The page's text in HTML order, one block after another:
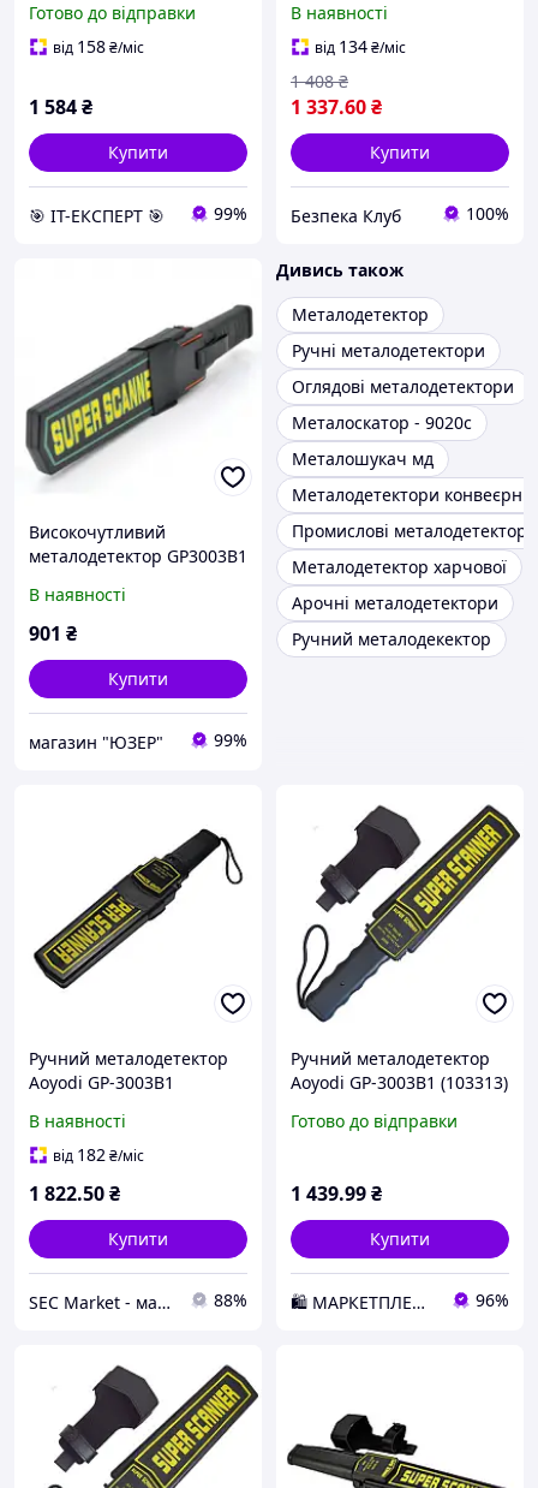
Готово до відправки
від 158₴/міс
1 584₴
Купити
🎯 ІТ-ЕКСПЕРТ 🎯 99%
В наявності
від 134₴/міс
1 337.60₴
1 408 ₴
Купити
Безпека Клуб 100%
Високочутливий
металодетектор GP3003B1
В наявності
901 ₴
Купити
магазин "ЮЗЕР" 99%
Дивись також
Металодетектор
Ручні металодетектори
Оглядові металодетектори
Металоскатор - 9020c
Металошукач мд
Металодетектори конвеєрні
Промислові металодетектори
Металодетектор харчової
Арочні металодетектори
Ручний металодекектор
Ручний металодетектор
Aoyodi GP-3003B1
В наявності
від 182₴/міс
1 822.50₴
Купити
SEC Market - магазин систем безпеки №1 88%
Ручний металодетектор
Aoyodi GP-3003B1 (103313)
Готово до відправки
1 439.99₴
Купити
🛍️ МАРКЕТПЛЕЙС DMD 96%